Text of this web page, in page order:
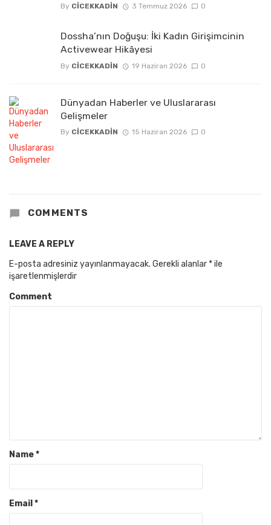
By CICEKKADIN 3 Temmuz 2026 0
Dossha’nın Doğuşu: İki Kadın Girişimcinin
Activewear Hikâyesi
By CICEKKADIN 19 Haziran 2026 0
Dünyadan Haberler ve Uluslararası
Gelişmeler
By CICEKKADIN 15 Haziran 2026 0
COMMENTS
LEAVE A REPLY
E-posta adresiniz yayınlanmayacak. Gerekli alanlar *ile
işaretlenmişlerdir
Comment
Name*
Email*